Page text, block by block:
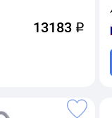
13183 q